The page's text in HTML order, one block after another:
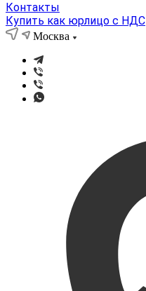
Контакты
Купить как юрлицо с НДС
Москва